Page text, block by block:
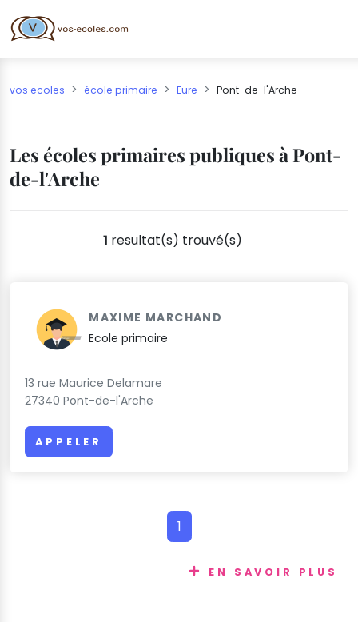
vos ecoles école primaire Eure Pont-de-l'Arche
Les écoles primaires publiques à Pont-
de-l'Arche
1 resultat(s) trouvé(s)
MAXIME MARCHAND
Ecole primaire
13 rue Maurice Delamare
27340 Pont-de-l'Arche
APPELER
1
EN SAVOIR PLUS